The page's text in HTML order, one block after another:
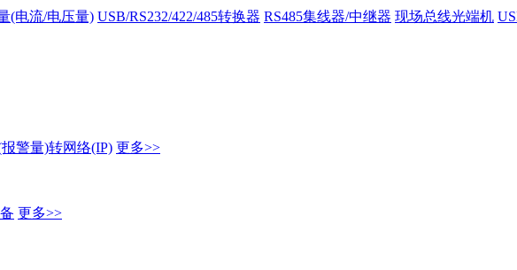
(电流/电压量) USB/RS232/422/485转换器 RS485集线器/中继器 现场总线光端机
警量)转网络(IP) 更多>>
更多>>